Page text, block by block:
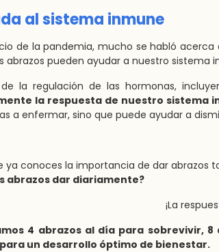
al sistema inmune
de la pandemia, mucho se habló
abrazos pueden ayudar a nuestro sistema
la regulación de las hormonas,
la respuesta de nuestro sistema
a enfermar, sino que puede ayudar a
ya conoces la importancia de dar abrazos
abrazos dar diariamente?
¡La
4 abrazos al día para sobrevivir,
un desarrollo óptimo de bienestar.